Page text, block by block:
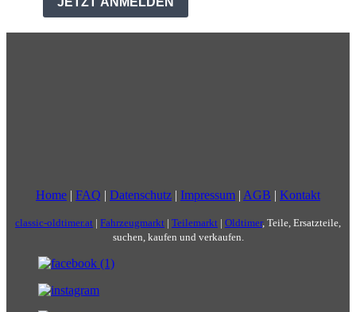
Home | FAQ | Datenschutz | Impressum | AGB | Kontakt
classic-oldtimer.at | Fahrzeugmarkt | Teilemarkt | Oldtimer, Teile, Ersatzteile,
suchen, kaufen und verkaufen.